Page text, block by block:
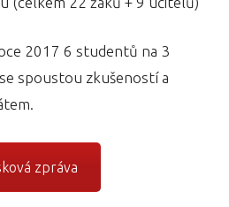
2017 6 studentů na 3
spoustou zkušeností a
zpráva